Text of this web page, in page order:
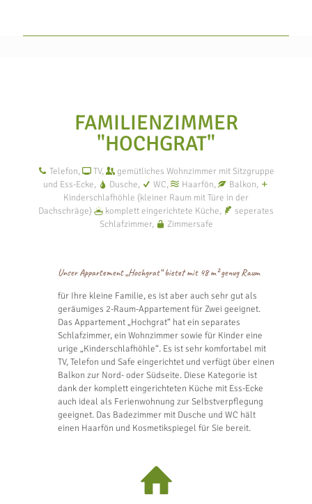
FAMILIENZIMMER
"HOCHGRAT"
Telefon, TV,
gemütliches Wohnzimmer mit Sitzgruppe
und Ess-Ecke,
Dusche, WC, Haarfön,
Balkon,
Kinderschlafhöhle (kleiner Raum mit Türe in der
Dachschräge)
komplett eingerichtete Küche,
seperates
Schlafzimmer,
Zimmersafe
Unser Appartement „Hochgrat“ bietet mit 48 m² genug Raum
für Ihre kleine Familie, es ist aber auch sehr gut als
geräumiges 2-Raum-Appartement für Zwei geeignet.
Das Appartement „Hochgrat“ hat ein separates
Schlafzimmer, ein Wohnzimmer sowie für Kinder eine
urige „Kinderschlafhöhle“. Es ist sehr komfortabel mit
TV, Telefon und Safe eingerichtet und verfügt über einen
Balkon zur Nord- oder Südseite. Diese Kategorie ist
dank der komplett eingerichteten Küche mit Ess-Ecke
auch ideal als Ferienwohnung zur Selbstverpflegung
geeignet. Das Badezimmer mit Dusche und WC hält
einen Haarfön und Kosmetikspiegel für Sie bereit.